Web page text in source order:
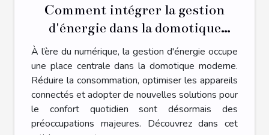
Comment intégrer la gestion
d'énergie dans la domotique
moderne ?
À l’ère du numérique, la gestion d'énergie occupe
une place centrale dans la domotique moderne.
Réduire la consommation, optimiser les appareils
connectés et adopter de nouvelles solutions pour
le confort quotidien sont désormais des
préoccupations majeures. Découvrez dans cet